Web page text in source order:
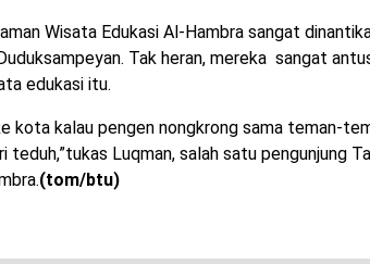
Wisata Edukasi Al-Hambra sangat
Tak heran, mereka sangat
edukasi itu.
kota kalau pengen nongkrong sama teman-
teduh,”tukas Luqman, salah satu pengunjung
(tom/btu)